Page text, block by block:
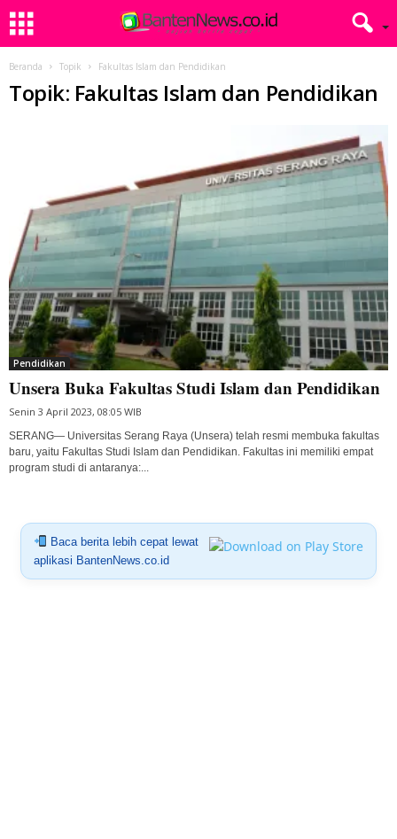
Beranda Topik Fakultas Islam dan Pendidikan
Topik: Fakultas Islam dan Pendidikan
Pendidikan
Unsera Buka Fakultas Studi Islam dan Pendidikan
Senin 3 April 2023, 08:05 WIB
SERANG— Universitas Serang Raya (Unsera) telah resmi membuka fakultas
baru, yaitu Fakultas Studi Islam dan Pendidikan. Fakultas ini memiliki empat
program studi di antaranya:...
Baca berita lebih cepat lewat
aplikasi BantenNews.co.id